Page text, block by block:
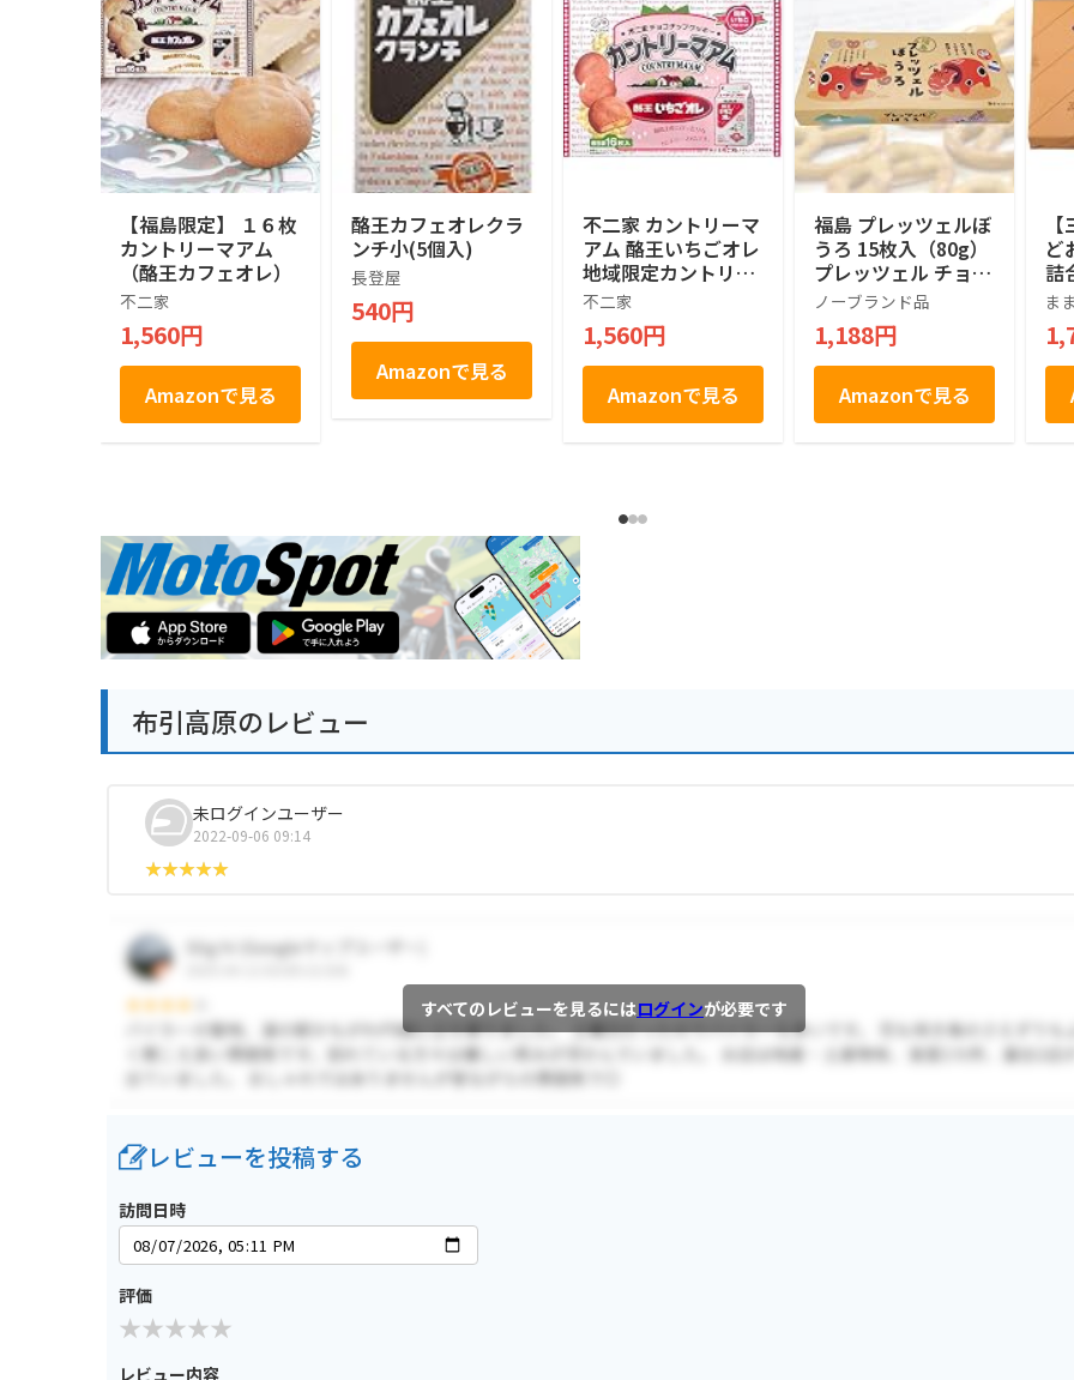
【福島限定】 １６枚
カントリーマアム
（酪王カフェオレ）
不二家
1,560円
Amazonで見る
酪王カフェオレクラ
ンチ小(5個入)
長登屋
540円
Amazonで見る
不二家 カントリーマ
アム 酪王いちごオレ
地域限定カントリー
マアム 16個入り 福
島みやげ 長登屋
不二家
1,560円
Amazonで見る
福島 プレッツェルぼ
うろ 15枚入（80g）
プレッツェル チョコ
レート ホワイトチョ
コ チーズ チーズク
リーム スイーツ 個
包装 優雅菓集
ノーブランド品
1,188円
Amazonで見る
ど
詰
ま
布引高原のレビュー
未ログインユーザー
2022-09-06 09:14
すべてのレビューを見るにはログインが必要です
レビューを投稿する
訪問日時
評価
レビュー内容